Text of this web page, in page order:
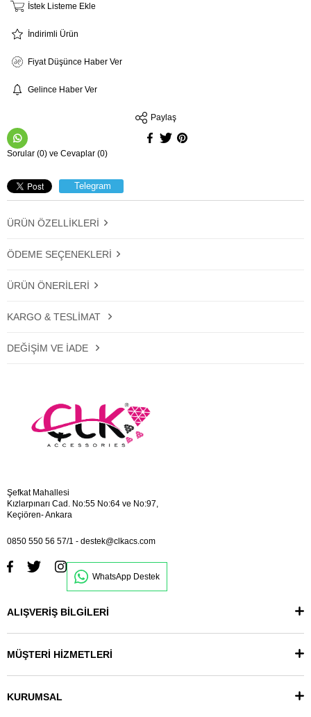
İstek Listeme Ekle
İndirimli Ürün
Fiyat Düşünce Haber Ver
Gelince Haber Ver
Paylaş
Sorular (0) ve Cevaplar (0)
Telegram
ÜRÜN ÖZELLIKLERI
ÖDEME SEÇENEKLERI
ÜRÜN ÖNERILERI
KARGO & TESLIMAT
DEĞIŞIM VE İADE
Şefkat Mahallesi
Kızlarpınarı Cad. No:55 No:64 ve No:97,
Keçiören- Ankara
0850 550 56 57/1 - destek@clkacs.com
WhatsApp Destek
ALIŞVERİŞ BİLGİLERİ
MÜŞTERİ HİZMETLERİ
KURUMSAL